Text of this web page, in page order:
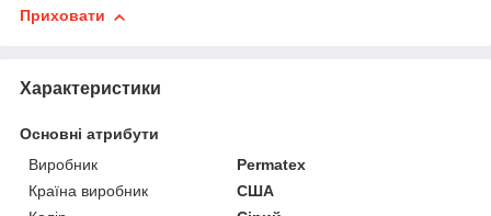
Приховати
Характеристики
Основні атрибути
Виробник
Permatex
Країна виробник
США